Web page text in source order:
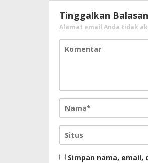
Tinggalkan Balasan
Alamat email Anda tidak
Simpan nama,